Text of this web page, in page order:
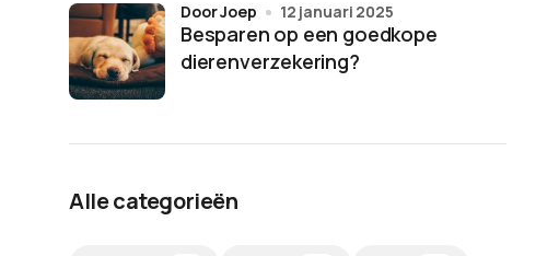
Besparen op een goedkope
dierenverzekering?
door Joep 12 januari 2025
Alle categorieën